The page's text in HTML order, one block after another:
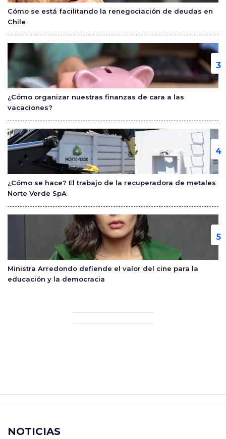
Cómo se está facilitando la renegociación de deudas en
Chile
¿Cómo organizar nuestras finanzas de cara a las
vacaciones?
¿Cómo se hace? El trabajo de la recuperadora de metales
Norte Verde SpA
Ministra Arredondo defiende el valor del cine para la
educación y la democracia
NOTICIAS